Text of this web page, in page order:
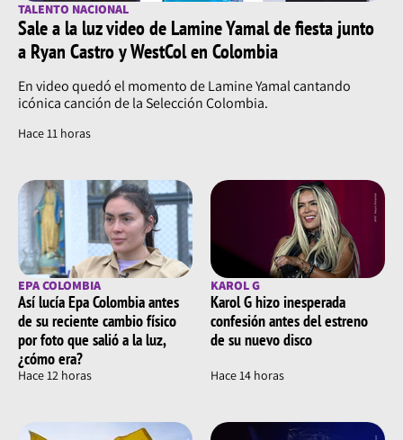
TALENTO NACIONAL
Sale a la luz video de Lamine Yamal de fiesta junto
a Ryan Castro y WestCol en Colombia
En video quedó el momento de Lamine Yamal cantando
icónica canción de la Selección Colombia.
Hace 11 horas
EPA COLOMBIA
Así lucía Epa Colombia antes
de su reciente cambio físico
por foto que salió a la luz,
¿cómo era?
Hace 12 horas
KAROL G
Karol G hizo inesperada
confesión antes del estreno
de su nuevo disco
Hace 14 horas